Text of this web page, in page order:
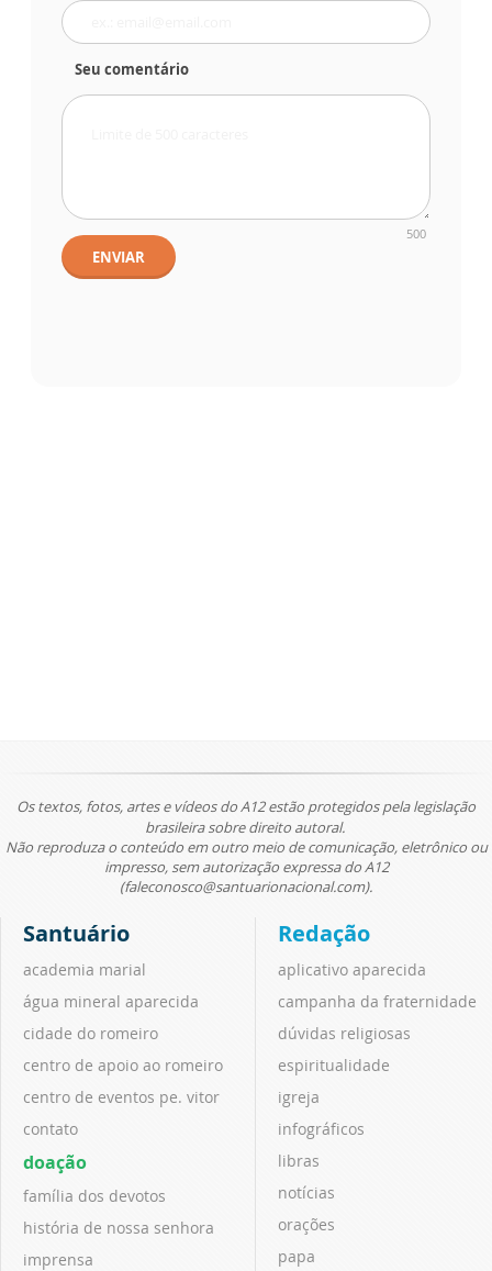
Seu comentário
500
ENVIAR
Os textos, fotos, artes e vídeos do A12 estão protegidos pela legislação
brasileira sobre direito autoral.
Não reproduza o conteúdo em outro meio de comunicação, eletrônico ou
impresso, sem autorização expressa do A12
(faleconosco@santuarionacional.com).
Santuário
academia marial
água mineral aparecida
cidade do romeiro
centro de apoio ao romeiro
centro de eventos pe. vitor
contato
doação
família dos devotos
história de nossa senhora
imprensa
Redação
aplicativo aparecida
campanha da fraternidade
dúvidas religiosas
espiritualidade
igreja
infográficos
libras
notícias
orações
papa